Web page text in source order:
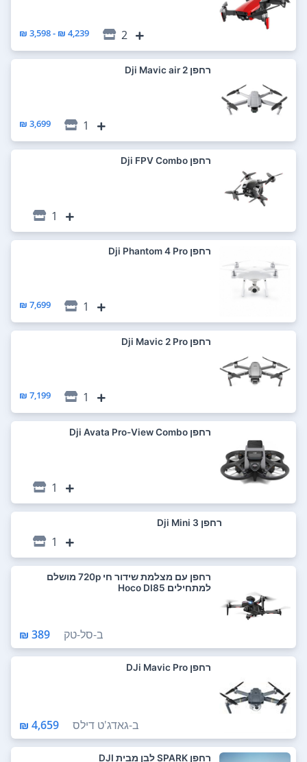
2
4,239 ₪ - 3,598 ₪
רחפן Dji Mavic air 2
1
3,699 ₪
רחפן Dji FPV Combo
1
רחפן Dji Phantom 4 Pro
1
7,699 ₪
רחפן Dji Mavic 2 Pro
1
7,199 ₪
רחפן Dji Avata Pro-View Combo
1
רחפן Dji Mini 3
1
רחפן עם מצלמת שידור חי 720p מושלם
למתחילים Hoco DI85
ב-סל-טק 389 ₪
רחפן DJi Mavic Pro
ב-גאדג'ט דילס 4,659 ₪
רחפן SPARK לבן מבית DJI